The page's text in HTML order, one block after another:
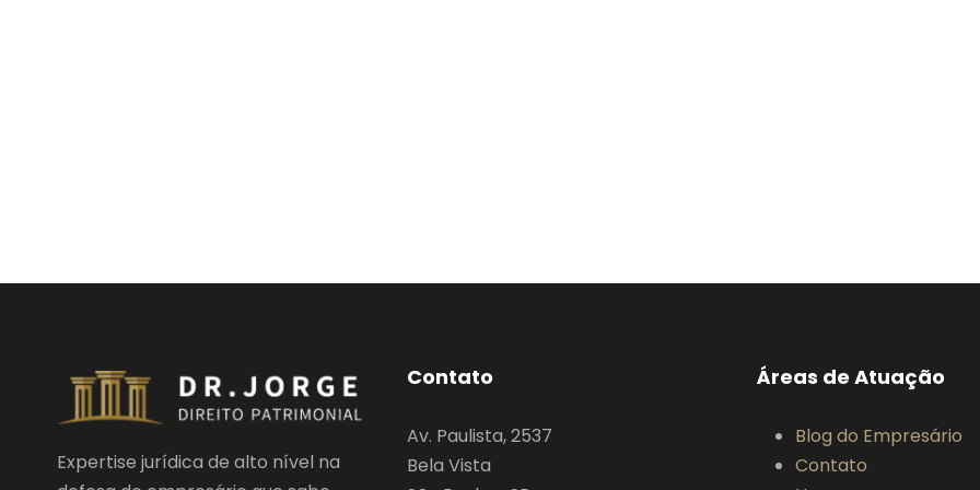
Expertise jurídica de alto nível na
Contato
Av. Paulista, 2537
Bela Vista
Áreas de Atuação
Blog do Empresário
Contato